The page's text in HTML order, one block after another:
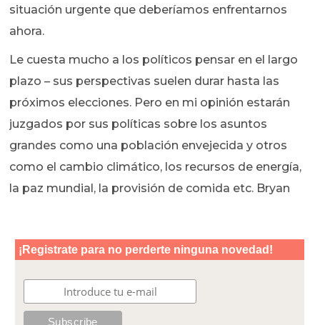
situación urgente que deberíamos enfrentarnos
ahora.
Le cuesta mucho a los políticos pensar en el largo
plazo – sus perspectivas suelen durar hasta las
próximos elecciones. Pero en mi opinión estarán
juzgados por sus políticas sobre los asuntos
grandes como una población envejecida y otros
como el cambio climático, los recursos de energía,
la paz mundial, la provisión de comida etc. Bryan